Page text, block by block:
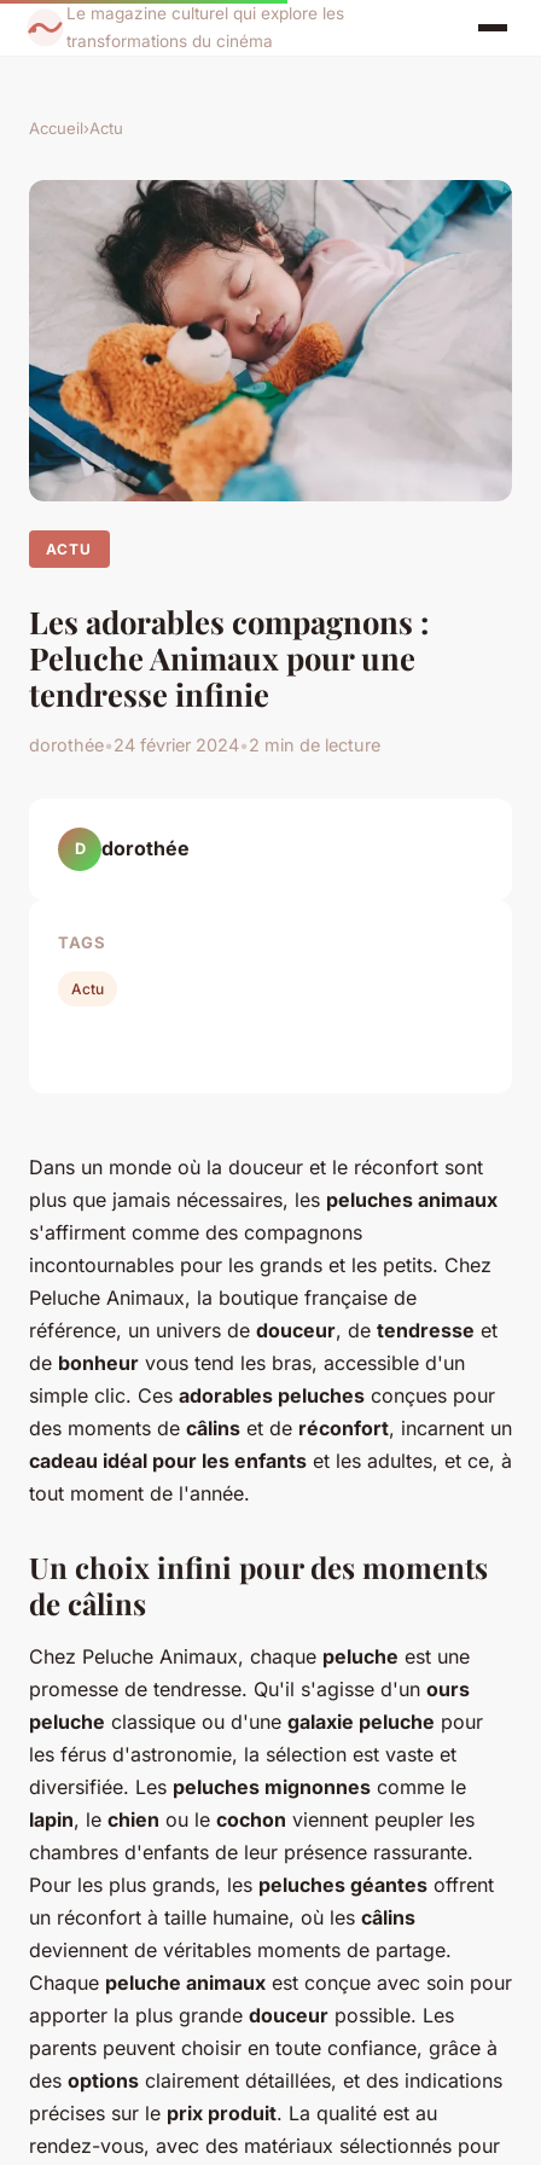
Le magazine culturel qui explore les
transformations du cinéma
Accueil›Actu
ACTU
Les adorables compagnons :
Peluche Animaux pour une
tendresse infinie
dorothée•24 février 2024•2 min de lecture
Dans un monde où la douceur et le réconfort sont
plus que jamais nécessaires, les peluches animaux
s'affirment comme des compagnons
incontournables pour les grands et les petits. Chez
Peluche Animaux, la boutique française de
référence, un univers de douceur, de tendresse et
de bonheur vous tend les bras, accessible d'un
simple clic. Ces adorables peluches conçues pour
des moments de câlins et de réconfort, incarnent un
cadeau idéal pour les enfants et les adultes, et ce, à
tout moment de l'année.
Un choix infini pour des moments
de câlins
Chez Peluche Animaux, chaque peluche est une
promesse de tendresse. Qu'il s'agisse d'un ours
peluche classique ou d'une galaxie peluche pour
les férus d'astronomie, la sélection est vaste et
diversifiée. Les peluches mignonnes comme le
lapin, le chien ou le cochon viennent peupler les
chambres d'enfants de leur présence rassurante.
Pour les plus grands, les peluches géantes offrent
un réconfort à taille humaine, où les câlins
deviennent de véritables moments de partage.
Chaque peluche animaux est conçue avec soin pour
apporter la plus grande douceur possible. Les
parents peuvent choisir en toute confiance, grâce à
des options clairement détaillées, et des indications
précises sur le prix produit. La qualité est au
rendez-vous, avec des matériaux sélectionnés pour
D dorothée
TAGS
Actu